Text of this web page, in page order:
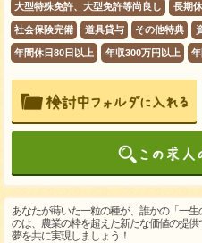
大型特殊免許、大型免許等尚良し 長期
社会保険完備 道具貸与 その他特典
年間休日80日以上 年収300万円以上
あなたが蒔いた一粒の種が、誰かの「一
のは、農業の枠を超えた新たな価値の提
夢を共に実現しましょう！